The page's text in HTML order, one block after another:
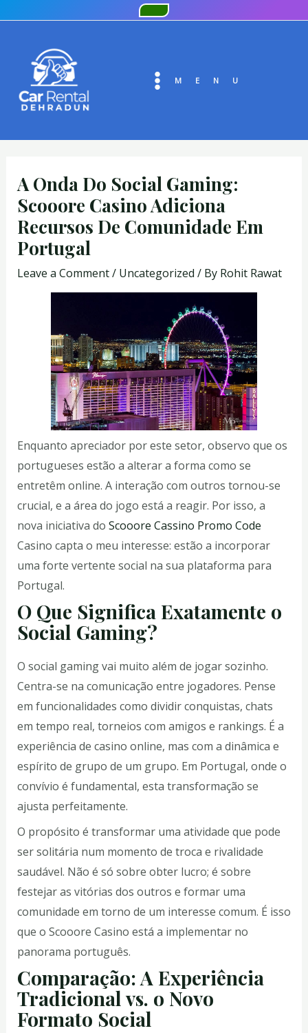
MENU
A Onda Do Social Gaming:
Scooore Casino Adiciona
Recursos De Comunidade Em
Portugal
Leave a Comment/ Uncategorized / By Rohit Rawat
Enquanto apreciador por este setor, observo que os
portugueses estão a alterar a forma como se
entretêm online. A interação com outros tornou-se
crucial, e a área do jogo está a reagir. Por isso, a
nova iniciativa do Scooore Cassino Promo Code
Casino capta o meu interesse: estão a incorporar
uma forte vertente social na sua plataforma para
Portugal.
O Que Significa Exatamente o
Social Gaming?
O social gaming vai muito além de jogar sozinho.
Centra-se na comunicação entre jogadores. Pense
em funcionalidades como dividir conquistas, chats
em tempo real, torneios com amigos e rankings. É a
experiência de casino online, mas com a dinâmica e
espírito de grupo de um grupo. Em Portugal, onde o
convívio é fundamental, esta transformação se
ajusta perfeitamente.
O propósito é transformar uma atividade que pode
ser solitária num momento de troca e rivalidade
saudável. Não é só sobre obter lucro; é sobre
festejar as vitórias dos outros e formar uma
comunidade em torno de um interesse comum. É isso
que o Scooore Casino está a implementar no
panorama português.
Comparação: A Experiência
Tradicional vs. o Novo
Formato Social